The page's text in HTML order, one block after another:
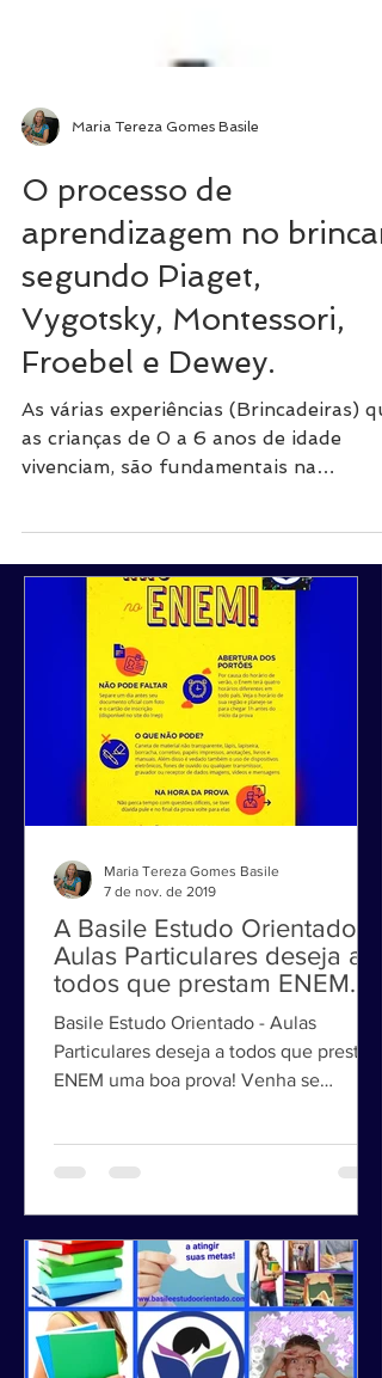
O processo de
aprendizagem no brincar
segundo Piaget,
Vygotsky, Montessori,
Froebel e Dewey.
As várias experiências (Brincadeiras)
as crianças de 0 a 6 anos de idade
formação e na construção do...
A Basile Estudo Orientado -
Aulas Particulares deseja a
todos que prestam ENEM
uma boa prova!
Basile Estudo Orientado - Aulas
Particulares deseja a todos que prestam
preparar aqui para o ENEM, FUVEST...
7 de nov. de 2019